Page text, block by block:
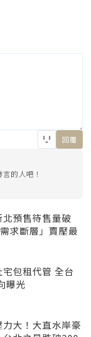
回覆
的人吧！
預售待售量破
求斷層」賣壓最
包租代管 全台
曝光
大！大直水岸豪